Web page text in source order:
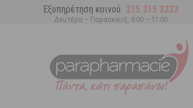
Εξυπηρέτηση κοινού 215 215 2223
Δευτέρα – Παρασκευή, 9:00 – 11:00